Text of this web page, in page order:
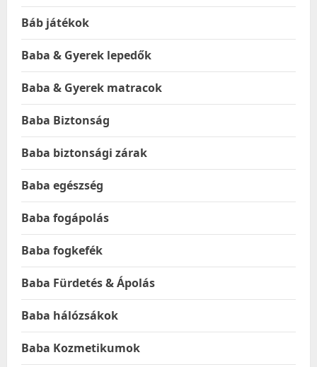
Báb játékok
Baba & Gyerek lepedők
Baba & Gyerek matracok
Baba Biztonság
Baba biztonsági zárak
Baba egészség
Baba fogápolás
Baba fogkefék
Baba Fürdetés & Ápolás
Baba hálózsákok
Baba Kozmetikumok